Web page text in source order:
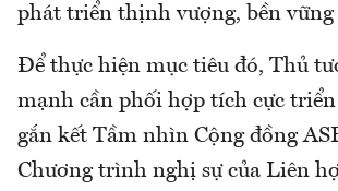
phát triển thịnh vượng, bền
Để thực hiện mục tiêu đó, Thủ
mạnh cần phối hợp tích cực
gắn kết Tầm nhìn Cộng đồng
Chương trình nghị sự của Liên